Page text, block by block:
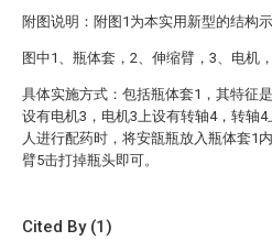
附图说明：附图1为本实用新型的结构示
图中1、瓶体套，2、伸缩臂，3、电机
具体实施方式：包括瓶体套1，其特征
设有电机3，电机3上设有转轴4，转轴
人进行配药时，将安瓿瓶放入瓶体套1
臂5击打掉瓶头即可。
Cited By (1)